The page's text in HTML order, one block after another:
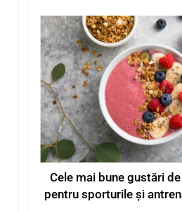
Cele mai bune gustări
pentru sporturile și